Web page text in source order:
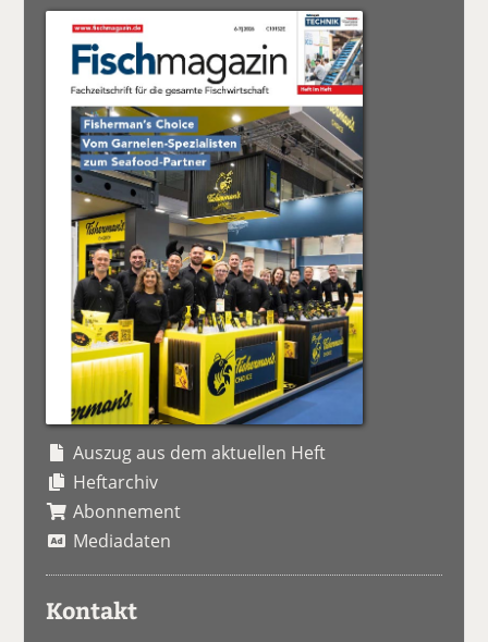
Auszug aus dem aktuellen Heft
Heftarchiv
Abonnement
Mediadaten
Kontakt